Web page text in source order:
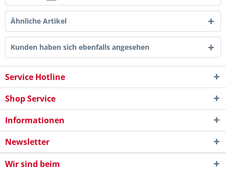
Ähnliche Artikel
Kunden haben sich ebenfalls angesehen
Service Hotline
Shop Service
Informationen
Newsletter
Wir sind beim